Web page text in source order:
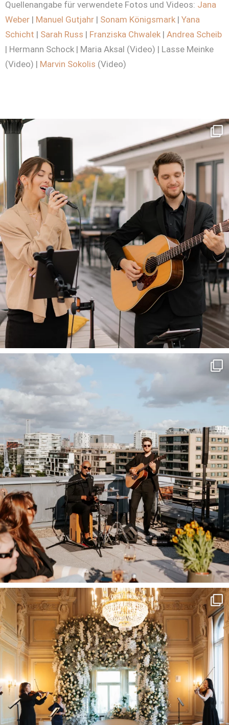
Quellenangabe für verwendete Fotos und Videos: Jana
Weber | Manuel Gutjahr | Sonam Königsmark | Yana
Schicht | Sarah Russ | Franziska Chwalek | Andrea Scheib
| Hermann Schock | Maria Aksal (Video) | Lasse Meinke
(Video) | Marvin Sokolis (Video)